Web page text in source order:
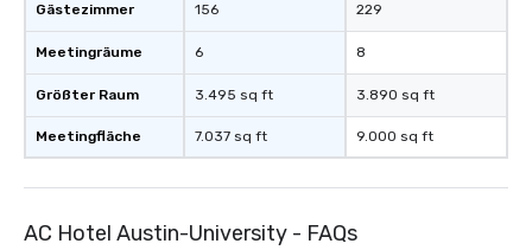
Gästezimmer
Meetingräume
Größter Raum
Meetingfläche
156
6
3.495 sq ft
7.037 sq ft
229
8
3.890 sq ft
9.000 sq ft
AC Hotel Austin-University - FAQs